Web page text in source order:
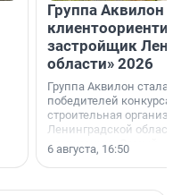
Группа Аквилон
застройщик
области» 2026
Группа Аквилон стала
победителей конкурса
строительная
Ленинградской области
номинации «Самый
застройщик
области».
6 августа, 16:50